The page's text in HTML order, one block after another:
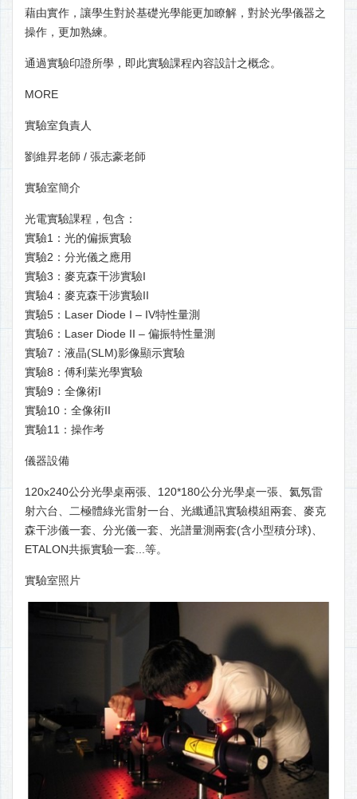
藉由實作，讓學生對於基礎光學能更加瞭解，對於光學儀器之
操作，更加熟練。
通過實驗印證所學，即此實驗課程內容設計之概念。
MORE
實驗室負責人
劉維昇老師 / 張志豪老師
實驗室簡介
光電實驗課程，包含：
實驗1：光的偏振實驗
實驗2：分光儀之應用
實驗3：麥克森干涉實驗I
實驗4：麥克森干涉實驗II
實驗5：Laser Diode I – IV特性量測
實驗6：Laser Diode II – 偏振特性量測
實驗7：液晶(SLM)影像顯示實驗
實驗8：傅利葉光學實驗
實驗9：全像術I
實驗10：全像術II
實驗11：操作考
儀器設備
120x240公分光學桌兩張、120*180公分光學桌一張、氦氖雷
射六台、二極體綠光雷射一台、光纖通訊實驗模組兩套、麥克
森干涉儀一套、分光儀一套、光譜量測兩套(含小型積分球)、
ETALON共振實驗一套...等。
實驗室照片